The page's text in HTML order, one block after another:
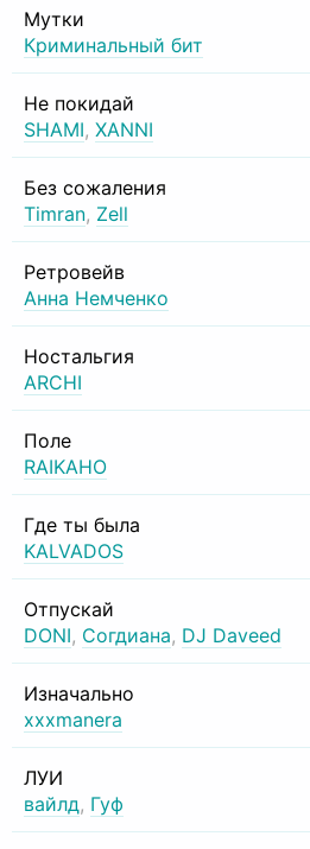
Мутки
Криминальный бит
Не покидай
SHAMI, XANNI
Без сожаления
Timran, Zell
Ретровейв
Анна Немченко
Ностальгия
ARCHI
Поле
RAIKAHO
Где ты была
KALVADOS
Отпускай
DONI, Согдиана, DJ Daveed
Изначально
xxxmanera
ЛУИ
вайлд, Гуф